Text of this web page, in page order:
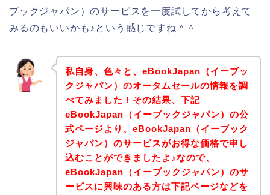
ブックジャパン）のサービスを一度試してから考えて
みるのもいいかも♪という感じですね＾＾
私自身、色々と、eBookJapan（イーブッ
クジャパン）のオータムセールの情報を調
べてみました！その結果、下記
eBookJapan（イーブックジャパン）の公
式ページより、eBookJapan（イーブック
ジャパン）のサービスがお得な価格で申し
込むことができましたよ♪なので、
eBookJapan（イーブックジャパン）のサ
ービスに興味のある方は下記ページなどを